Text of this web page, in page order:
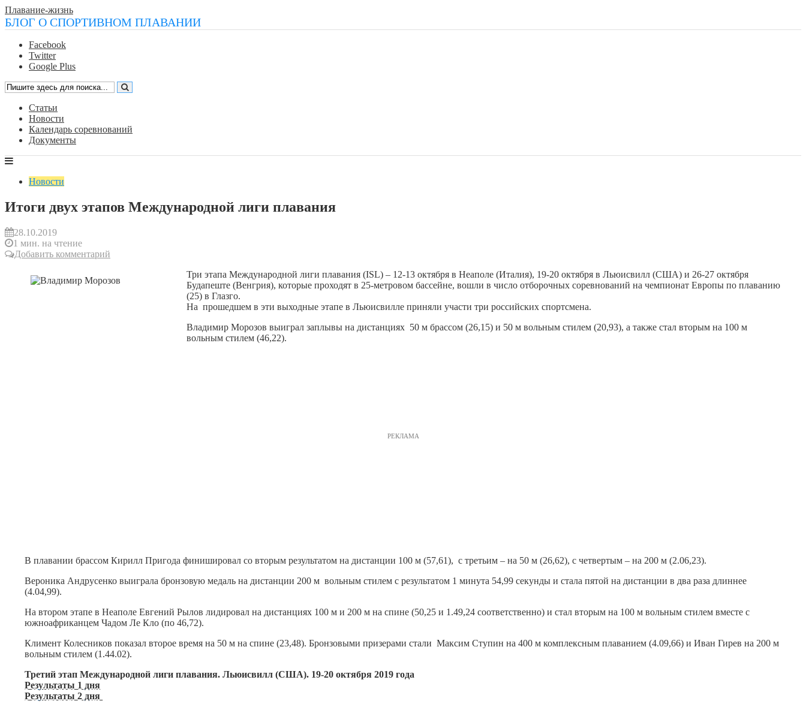
Плавание-жизнь
БЛОГ О СПОРТИВНОМ ПЛАВАНИИ
Facebook
Twitter
Google Plus
Статьи
Новости
Календарь соревнований
Документы
Новости
Итоги двух этапов Международной лиги плавания
28.10.2019
1 мин. на чтение
Добавить комментарий
Три этапа Международной лиги плавания (ISL) – 12-13 октября в Неаполе (Италия), 19-20 октября в Льюисвилл (США) и 26-27 октября
Будапеште (Венгрия), которые проходят в 25-метровом бассейне, вошли в число отборочных соревнований на чемпионат Европы по плаванию
(25) в Глазго.
На прошедшем в эти выходные этапе в Льюисвилле приняли участи три российских спортсмена.
Владимир Морозов выиграл заплывы на дистанциях 50 м брассом (26,15) и 50 м вольным стилем (20,93), а также стал вторым на 100 м
вольным стилем (46,22).
РЕКЛАМА
В плавании брассом Кирилл Пригода финишировал со вторым результатом на дистанции 100 м (57,61), с третьим – на 50 м (26,62), с четвертым – на 200 м (2.06,23).
Вероника Андрусенко выиграла бронзовую медаль на дистанции 200 м вольным стилем с результатом 1 минута 54,99 секунды и стала пятой на дистанции в два раза длиннее
(4.04,99).
На втором этапе в Неаполе Евгений Рылов лидировал на дистанциях 100 м и 200 м на спине (50,25 и 1.49,24 соответственно) и стал вторым на 100 м вольным стилем вместе с
южноафриканцем Чадом Ле Кло (по 46,72).
Климент Колесников показал второе время на 50 м на спине (23,48). Бронзовыми призерами стали Максим Ступин на 400 м комплексным плаванием (4.09,66) и Иван Гирев на 200 м
вольным стилем (1.44.02).
Третий этап Международной лиги плавания. Льюисвилл (США). 19-20 октября 2019 года
Результаты 1 дня
Результаты 2 дня